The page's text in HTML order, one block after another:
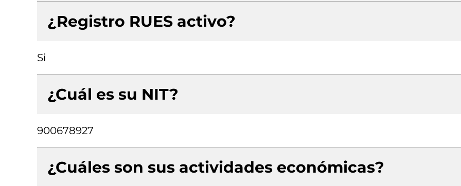
¿Registro RUES activo?
Si
¿Cuál es su NIT?
900678927
¿Cuáles son sus actividades económicas?